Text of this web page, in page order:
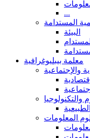
...
المستدامة
البيئة
معلمة بيبليوغرافية
والإجتماعية
والتكنولوجيا
المعلومات